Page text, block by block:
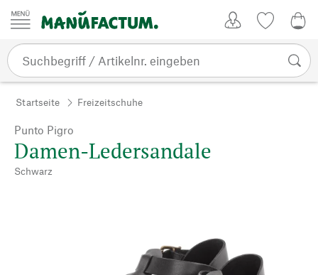
Zum Inhalt springen
Startseite Freizeitschuhe
Punto Pigro
Damen-Ledersandale
Schwarz